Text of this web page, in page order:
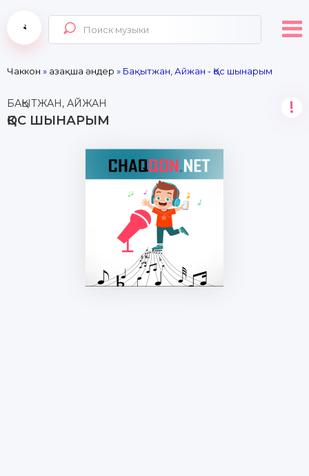
Чаккон » Қазақша әндер » Бақытжан, Айжан - Қос шынарым
БАҚЫТЖАН, АЙЖАН
ҚОС ШЫНАРЫМ
!